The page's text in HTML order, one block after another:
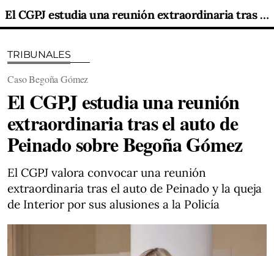
El CGPJ estudia una reunión extraordinaria tras el auto de Peinado sobre Begoña Gómez
TRIBUNALES
Caso Begoña Gómez
El CGPJ estudia una reunión
extraordinaria tras el auto de
Peinado sobre Begoña Gómez
El CGPJ valora convocar una reunión
extraordinaria tras el auto de Peinado y la queja
de Interior por sus alusiones a la Policía